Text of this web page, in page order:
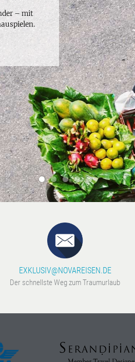
– mit
EXKLUSIV@NOVAREISEN.DE
Der schnellste Weg zum Traumurlaub